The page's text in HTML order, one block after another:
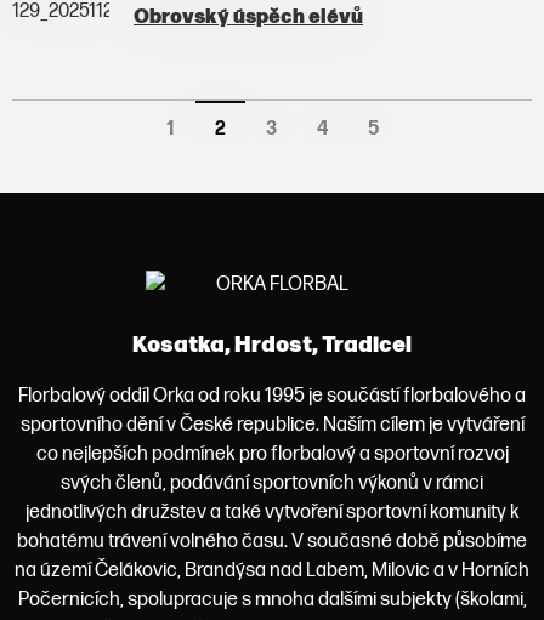
Obrovský úspěch elévů
1 2 3 4 5
Kosatka, Hrdost, Tradice!
Florbalový oddíl Orka od roku 1995 je součástí florbalového a
sportovního dění v České republice. Naším cílem je vytváření
co nejlepších podmínek pro florbalový a sportovní rozvoj
svých členů, podávání sportovních výkonů v rámci
jednotlivých družstev a také vytvoření sportovní komunity k
bohatému trávení volného času. V současné době působíme
na území Čelákovic, Brandýsa nad Labem, Milovic a v Horních
Počernicích, spolupracuje s mnoha dalšími subjekty (školami,